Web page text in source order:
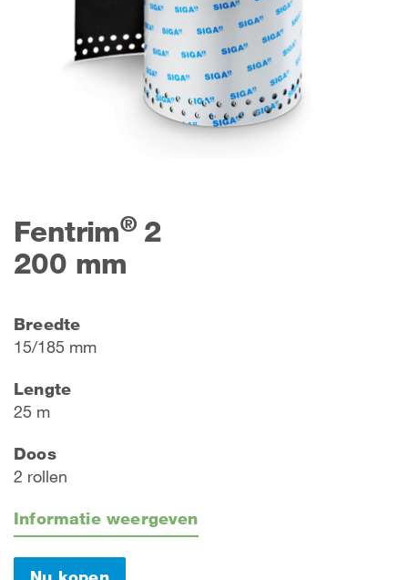
Fentrim®2
200 mm
Breedte
15/185 mm
Lengte
25 m
Doos
2 rollen
Informatie weergeven